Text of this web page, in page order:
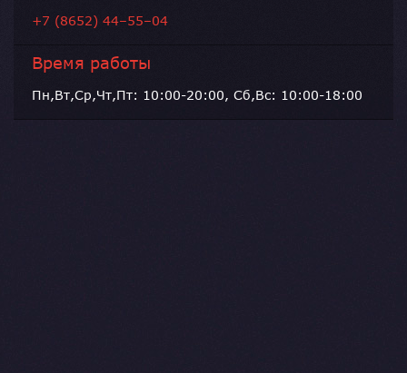
+7 (8652) 44–55–04
Время работы
Пн,Вт,Ср,Чт,Пт: 10:00-20:00, Сб,Вс: 10:00-18:00